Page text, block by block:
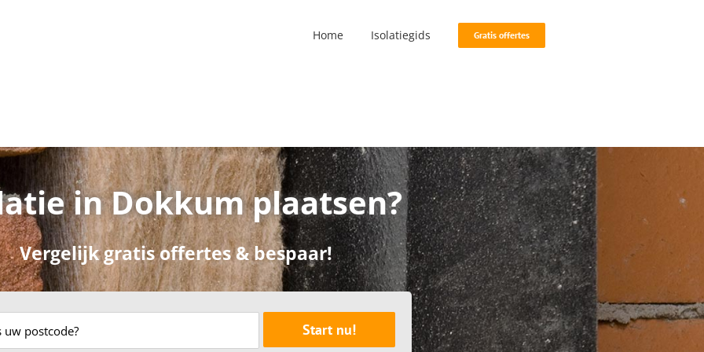
Home Isolatiegids Gratis offertes
in Dokkum plaatsen?
Vergelijk gratis offertes & bespaar!
Start nu!